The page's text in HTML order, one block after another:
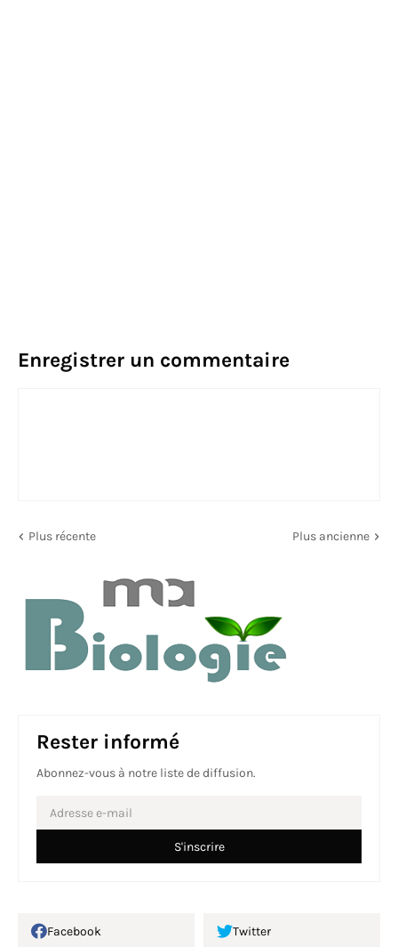
Enregistrer un commentaire
Plus récente Plus ancienne
Rester informé
Abonnez-vous à notre liste de diffusion.
Facebook Twitter